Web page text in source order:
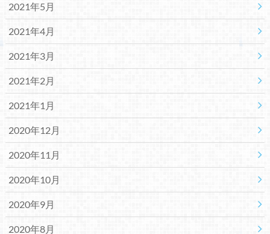
2021年5月
2021年4月
2021年3月
2021年2月
2021年1月
2020年12月
2020年11月
2020年10月
2020年9月
2020年8月